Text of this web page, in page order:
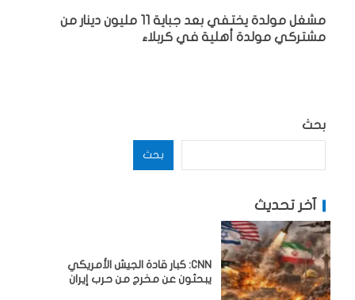
مشغل مولدة يختفي بعد جباية 11 مليون دينار من
مشتركي مولدة أهلية في كربلاء
بحث
بحث
آخر تحديث
CNN: كبار قادة الجيش الأمريكي
يبحثون عن مخرج من حرب إيران